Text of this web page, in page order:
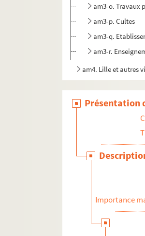
am3-o. Travaux
am3-p. Cultes
am3-q.
am3-r.
am4. Lille et autres
Présentation
Importance